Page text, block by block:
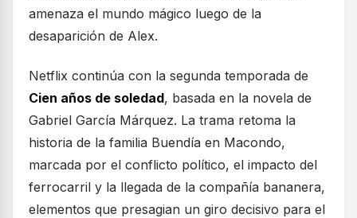
amenaza el mundo mágico luego de la
desaparición de Alex.
Netflix continúa con la segunda temporada de
Cien años de soledad, basada en la novela de
Gabriel García Márquez. La trama retoma la
historia de la familia Buendía en Macondo,
marcada por el conflicto político, el impacto del
ferrocarril y la llegada de la compañía bananera,
elementos que presagian un giro decisivo para el